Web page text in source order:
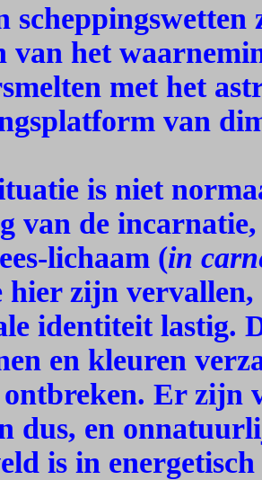
van het
met het
van
is niet
van de
lichaam (in
zijn vervallen,
identiteit lastig.
en kleuren
Er zijn
dus, en
is in